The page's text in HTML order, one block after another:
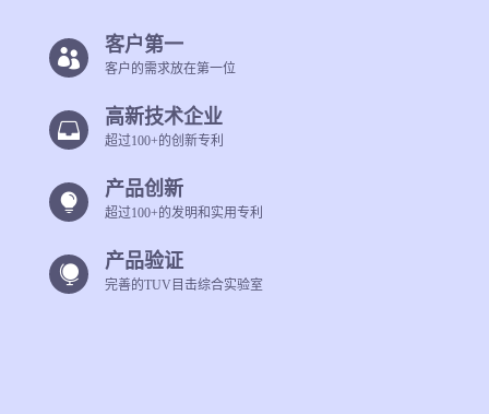

客户第一
客户的需求放在第一位

高新技术企业
超过100+的创新专利

产品创新
超过100+的发明和实用专利

产品验证
完善的TUV目击综合实验室